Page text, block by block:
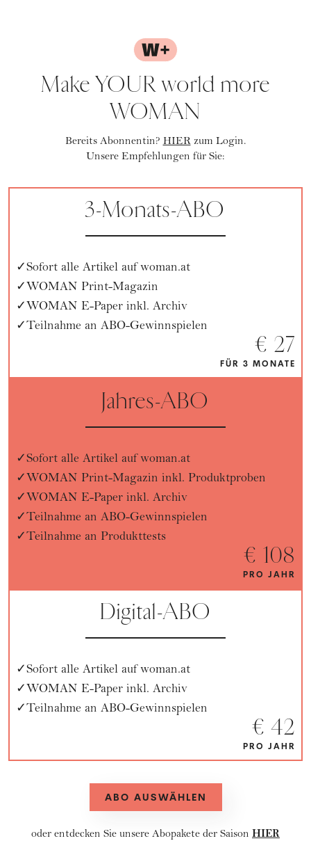
Make YOUR world more
WOMAN
Bereits Abonnentin?HIERzum Login.
Unsere Empfehlungen für Sie:
3-Monats-ABO
Sofort alle Artikel auf woman.at
WOMAN Print-Magazin
WOMAN E-Paper inkl. Archiv
Teilnahme an ABO-Gewinnspielen
€ 27
FÜR 3 MONATE
Jahres-ABO
Sofort alle Artikel auf woman.at
WOMAN Print-Magazin inkl. Produktproben
WOMAN E-Paper inkl. Archiv
Teilnahme an ABO-Gewinnspielen
Teilnahme an Produkttests
€ 108
PRO JAHR
Digital-ABO
Sofort alle Artikel auf woman.at
WOMAN E-Paper inkl. Archiv
Teilnahme an ABO-Gewinnspielen
€ 42
PRO JAHR
ABO AUSWÄHLEN
oder entdecken Sie unsere Abopakete der Saison HIER